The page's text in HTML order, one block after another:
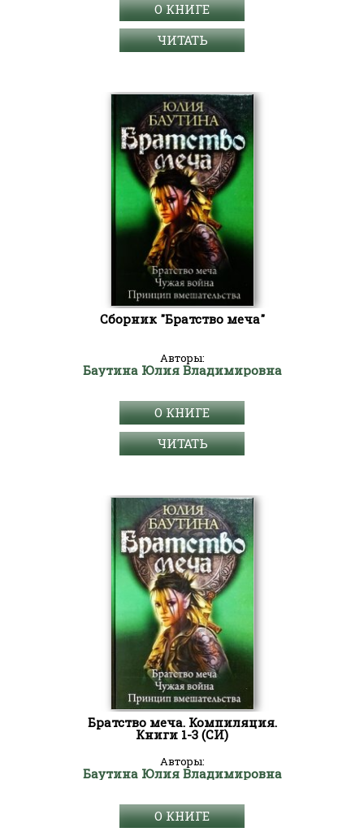
О КНИГЕ
ЧИТАТЬ
Сборник "Братство меча"
Авторы:
Баутина Юлия Владимировна
О КНИГЕ
ЧИТАТЬ
Братство меча. Компиляция.
Книги 1-3 (СИ)
Авторы:
Баутина Юлия Владимировна
О КНИГЕ